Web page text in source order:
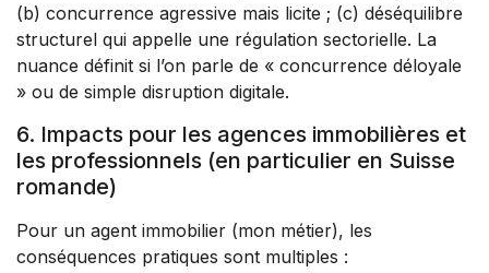
(b) concurrence agressive mais licite ; (c) déséquilibre
structurel qui appelle une régulation sectorielle. La
nuance définit si l’on parle de « concurrence déloyale
» ou de simple disruption digitale.
6. Impacts pour les agences immobilières et
les professionnels (en particulier en Suisse
romande)
Pour un agent immobilier (mon métier), les
conséquences pratiques sont multiples :